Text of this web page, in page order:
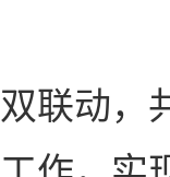
联动，